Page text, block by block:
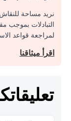
نريد مساحة
التبادلات بموجب
لمراجعة قواعد
اقرأ ميثاقنا